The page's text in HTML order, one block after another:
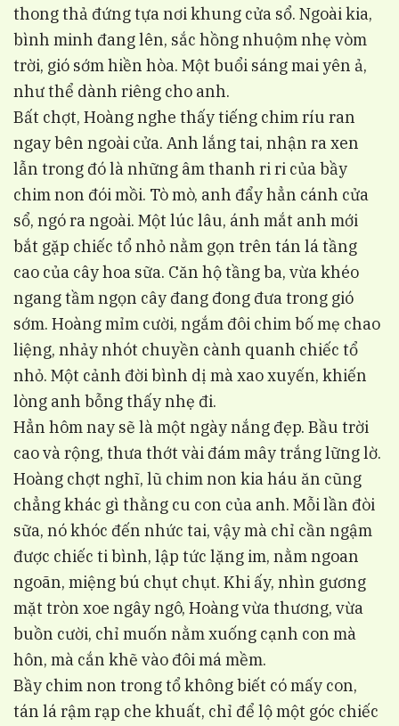
thong thả đứng tựa nơi khung cửa sổ. Ngoài kia,
bình minh đang lên, sắc hồng nhuộm nhẹ vòm
trời, gió sớm hiền hòa. Một buổi sáng mai yên ả,
như thể dành riêng cho anh.
Bất chợt, Hoàng nghe thấy tiếng chim ríu ran
ngay bên ngoài cửa. Anh lắng tai, nhận ra xen
lẫn trong đó là những âm thanh ri ri của bầy
chim non đói mồi. Tò mò, anh đẩy hẳn cánh cửa
sổ, ngó ra ngoài. Một lúc lâu, ánh mắt anh mới
bắt gặp chiếc tổ nhỏ nằm gọn trên tán lá tầng
cao của cây hoa sữa. Căn hộ tầng ba, vừa khéo
ngang tầm ngọn cây đang đong đưa trong gió
sớm. Hoàng mỉm cười, ngắm đôi chim bố mẹ chao
liệng, nhảy nhót chuyền cành quanh chiếc tổ
nhỏ. Một cảnh đời bình dị mà xao xuyến, khiến
lòng anh bỗng thấy nhẹ đi.
Hẳn hôm nay sẽ là một ngày nắng đẹp. Bầu trời
cao và rộng, thưa thớt vài đám mây trắng lững lờ.
Hoàng chợt nghĩ, lũ chim non kia háu ăn cũng
chẳng khác gì thằng cu con của anh. Mỗi lần đòi
sữa, nó khóc đến nhức tai, vậy mà chỉ cần ngậm
được chiếc ti bình, lập tức lặng im, nằm ngoan
ngoãn, miệng bú chụt chụt. Khi ấy, nhìn gương
mặt tròn xoe ngây ngô, Hoàng vừa thương, vừa
buồn cười, chỉ muốn nằm xuống cạnh con mà
hôn, mà cắn khẽ vào đôi má mềm.
Bầy chim non trong tổ không biết có mấy con,
tán lá rậm rạp che khuất, chỉ để lộ một góc chiếc